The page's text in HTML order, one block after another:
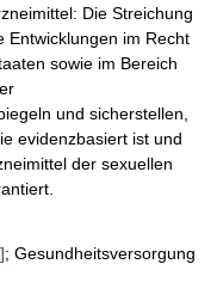
Die Streichung
Entwicklungen im Recht
sowie im Bereich
und sicherstellen,
evidenzbasiert ist und
der sexuellen
; Gesundheitsversorgung